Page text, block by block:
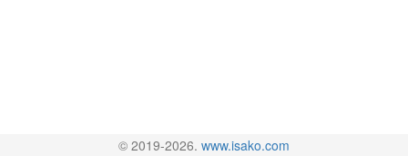
© 2019-2026. www.isako.com